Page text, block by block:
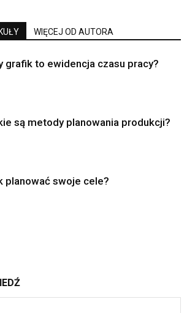
WIĘCEJ OD AUTORA
grafik to ewidencja czasu pracy?
są metody planowania produkcji?
planować swoje cele?